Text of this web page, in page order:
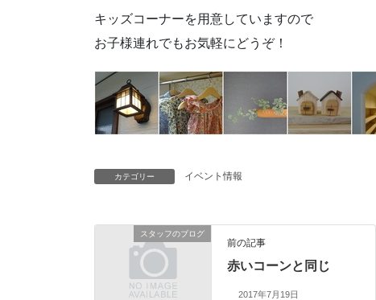
キッズコーナーを用意していますので
お子様連れでもお気軽にどうぞ！
カテゴリー イベント情報
スタッフのブログ
前の記事
赤いコーンと同じ
2017年7月19日